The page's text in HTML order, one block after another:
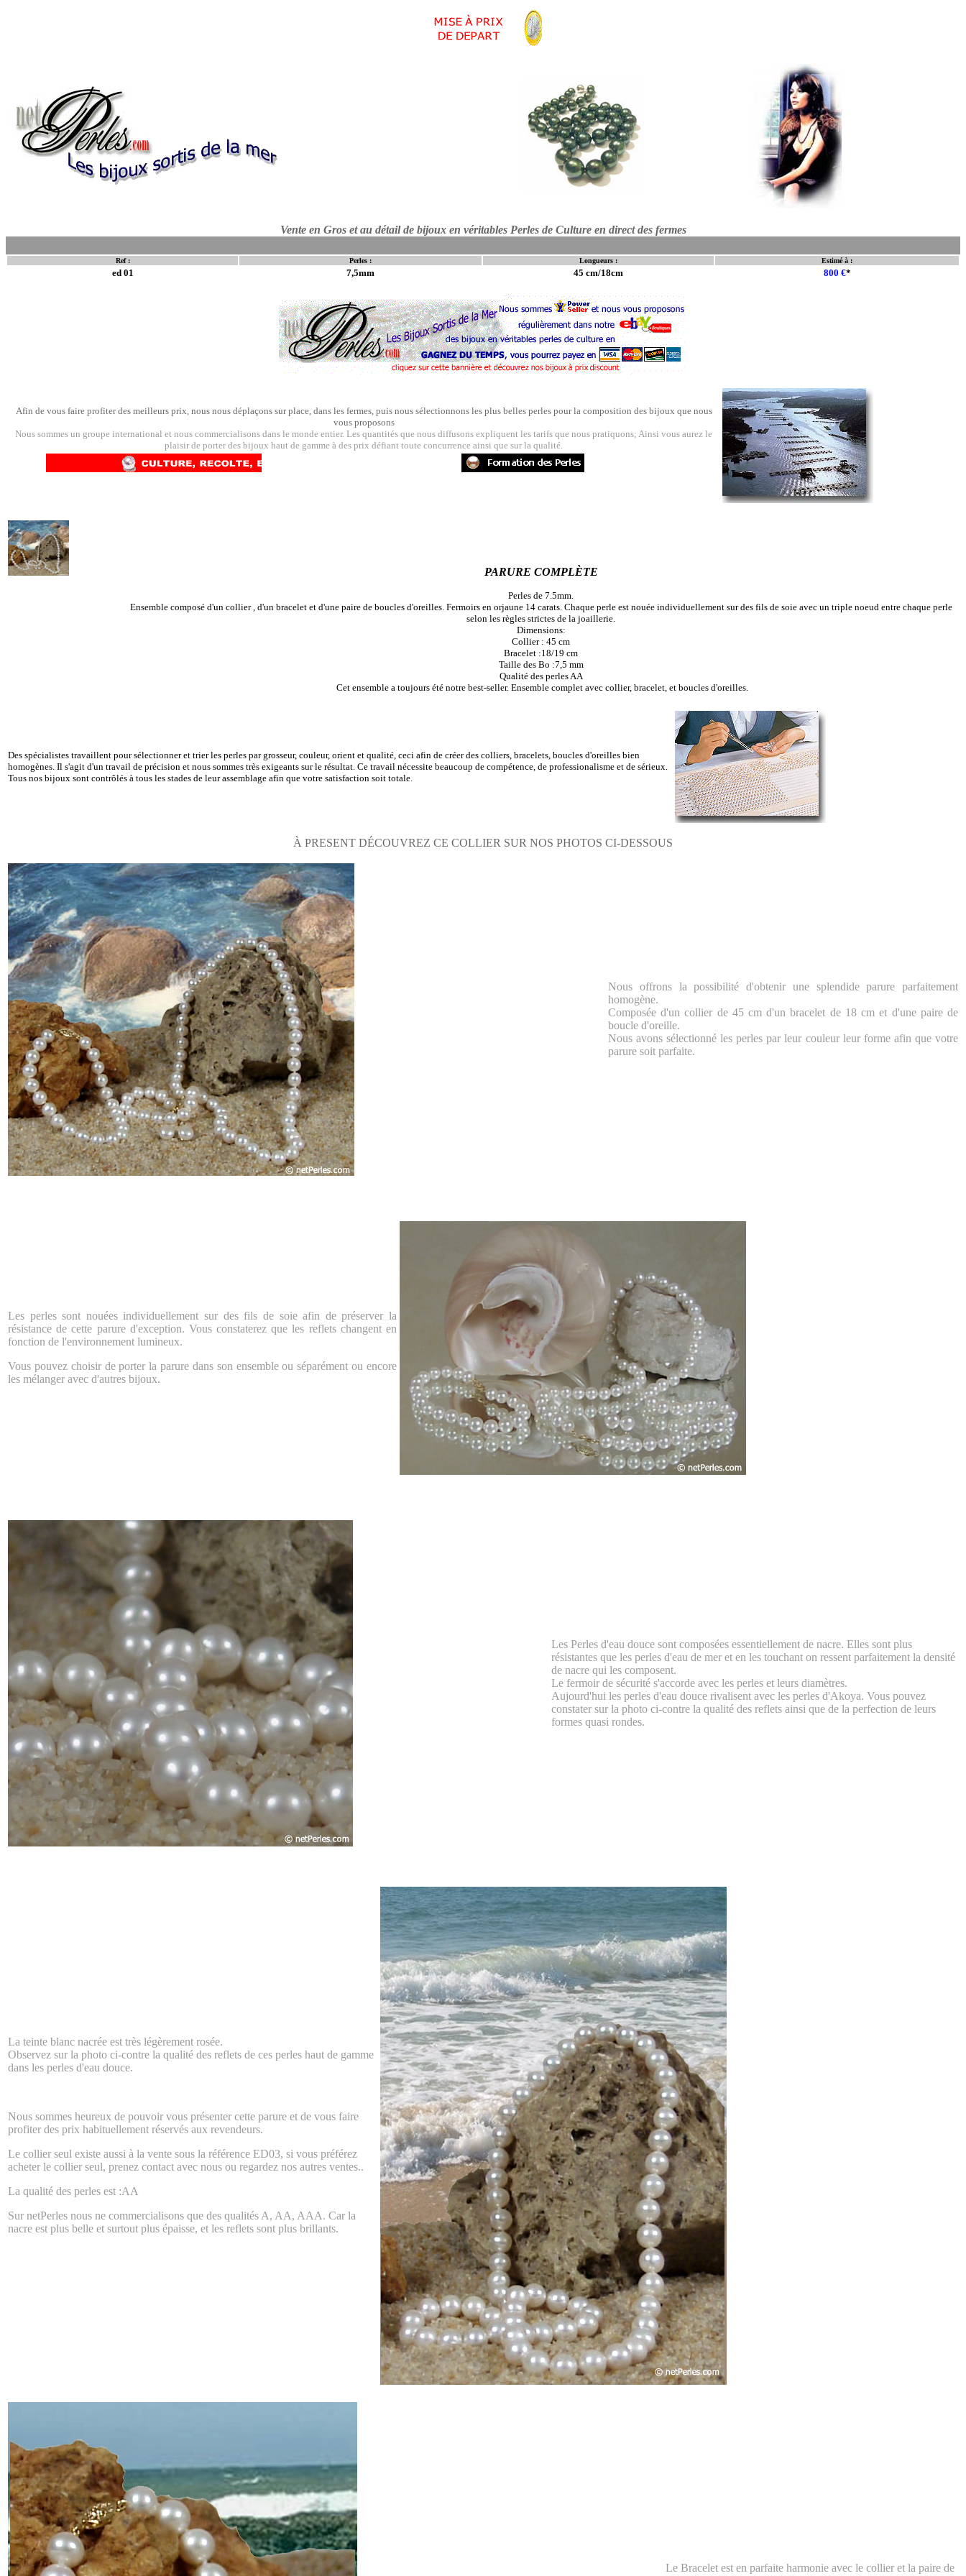
Vente en Gros et au détail de bijoux en véritables Perles de Culture en direct des fermes
Ref :
Perles : Longueurs : Estimé à :
ed 01 7,5mm 45 cm/18cm 800 €*
Afin de vous faire profiter des meilleurs prix, nous nous déplaçons sur place, dans les fermes, puis nous sélectionnons les plus belles perles pour la composition des bijoux que nous
vous proposons
Nous sommes un groupe international et nous commercialisons dans le monde entier. Les quantités que nous diffusons expliquent les tarifs que nous pratiquons; Ainsi vous aurez le
plaisir de porter des bijoux haut de gamme à des prix défiant toute concurrence ainsi que sur la qualité.
PARURE COMPLÈTE
Perles de 7.5mm.
Ensemble composé d'un collier , d'un bracelet et d'une paire de boucles d'oreilles. Fermoirs en orjaune 14 carats. Chaque perle est nouée individuellement sur des fils de soie avec un triple noeud entre chaque perle
selon les règles strictes de la joaillerie.
Dimensions:
Collier : 45 cm
Bracelet :18/19 cm
Taille des Bo :7,5 mm
Qualité des perles AA
Cet ensemble a toujours été notre best-seller. Ensemble complet avec collier, bracelet, et boucles d'oreilles.
Des spécialistes travaillent pour sélectionner et trier les perles par grosseur, couleur, orient et qualité, ceci afin de créer des colliers, bracelets, boucles d'oreilles bien
homogènes. Il s'agit d'un travail de précision et nous sommes très exigeants sur le résultat. Ce travail nécessite beaucoup de compétence, de professionalisme et de sérieux.
Tous nos bijoux sont contrôlés à tous les stades de leur assemblage afin que votre satisfaction soit totale.
À PRESENT DÉCOUVREZ CE COLLIER SUR NOS PHOTOS CI-DESSOUS
Nous offrons la possibilité d'obtenir une splendide parure parfaitement
homogène.
Composée d'un collier de 45 cm d'un bracelet de 18 cm et d'une paire de
boucle d'oreille.
Nous avons sélectionné les perles par leur couleur leur forme afin que votre
parure soit parfaite.
Les perles sont nouées individuellement sur des fils de soie afin de préserver la
résistance de cette parure d'exception. Vous constaterez que les reflets changent en
fonction de l'environnement lumineux.
Vous pouvez choisir de porter la parure dans son ensemble ou séparément ou encore
les mélanger avec d'autres bijoux.
Les Perles d'eau douce sont composées essentiellement de nacre. Elles sont plus
résistantes que les perles d'eau de mer et en les touchant on ressent parfaitement la densité
de nacre qui les composent.
Le fermoir de sécurité s'accorde avec les perles et leurs diamètres.
Aujourd'hui les perles d'eau douce rivalisent avec les perles d'Akoya. Vous pouvez
constater sur la photo ci-contre la qualité des reflets ainsi que de la perfection de leurs
formes quasi rondes.
La teinte blanc nacrée est très légèrement rosée.
Observez sur la photo ci-contre la qualité des reflets de ces perles haut de gamme
dans les perles d'eau douce.
Nous sommes heureux de pouvoir vous présenter cette parure et de vous faire
profiter des prix habituellement réservés aux revendeurs.
Le collier seul existe aussi à la vente sous la référence ED03, si vous préférez
acheter le collier seul, prenez contact avec nous ou regardez nos autres ventes..
La qualité des perles est :AA
Sur netPerles nous ne commercialisons que des qualités A, AA, AAA. Car la
nacre est plus belle et surtout plus épaisse, et les reflets sont plus brillants.
Le Bracelet est en parfaite harmonie avec le collier et la paire de